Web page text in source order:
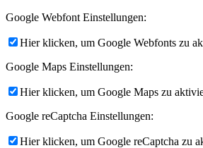
Google Webfont Einstellungen:
Hier klicken, um Google Webfonts zu
Google Maps Einstellungen:
Hier klicken, um Google Maps zu
Google reCaptcha Einstellungen:
Hier klicken, um Google reCaptcha zu